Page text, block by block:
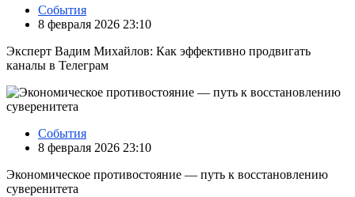
События
8 февраля 2026 23:10
Эксперт Вадим Михайлов: Как эффективно продвигать
каналы в Телеграм
События
8 февраля 2026 23:10
Экономическое противостояние — путь к восстановлению
суверенитета